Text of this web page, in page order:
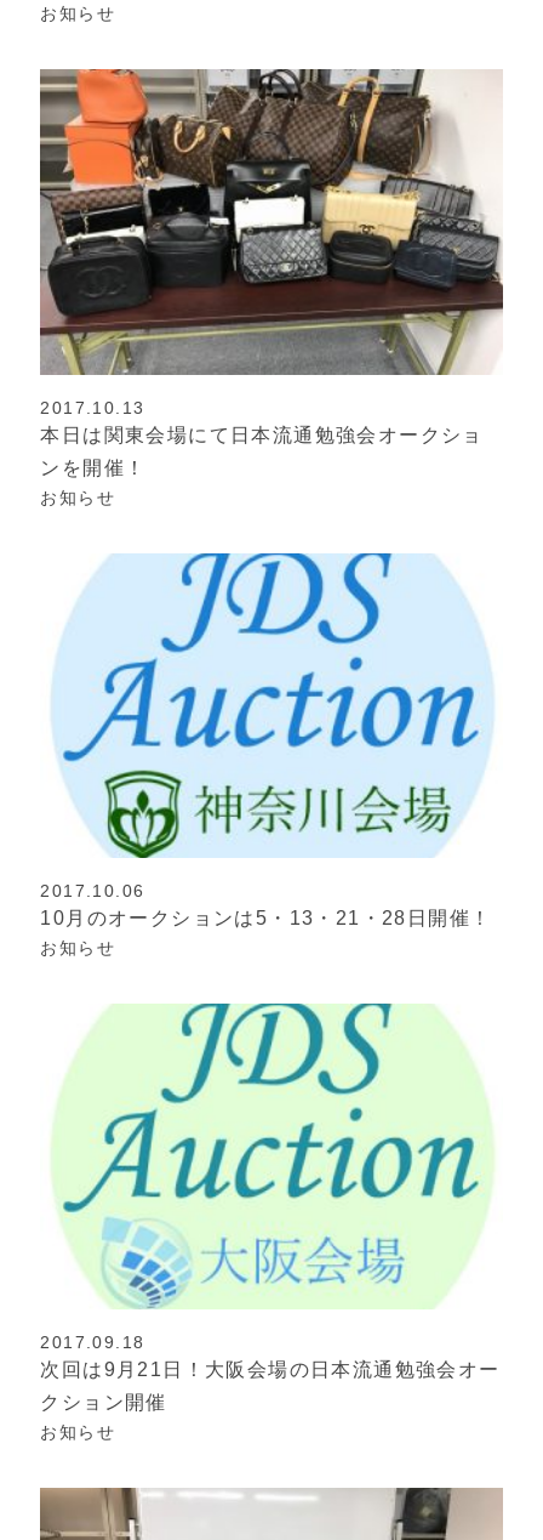
お知らせ
2017.10.13
本日は関東会場にて日本流通勉強会オークショ
ンを開催！
お知らせ
2017.10.06
10月のオークションは5・13・21・28日開催！
お知らせ
2017.09.18
次回は9月21日！大阪会場の日本流通勉強会オー
クション開催
お知らせ